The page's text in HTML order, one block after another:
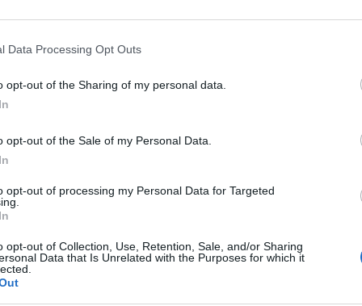
Data Processing Opt Outs
opt-out of the Sharing of my personal data.
opt-out of the Sale of my Personal Data.
opt-out of processing my Personal Data for Targeted
opt-out of Collection, Use, Retention, Sale, and/or Sharing
Data that Is Unrelated with the Purposes for which it
gasdotti, con ogni probabilità verrà
in questo momento più in difficoltà di
datata 14 luglio, con cui Gazprom
i flussi per “cause di forza maggiore”, un
dover pagare penali. Ad aver
importatore tedesco di gas russo, che
quanto ritenuta “ingiustificata”. Come
riguarderebbero proprio il gasdotto Nord